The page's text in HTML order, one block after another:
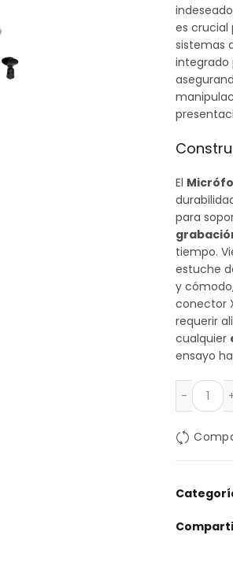
es crucial
sistemas
integrado
El
para
tiempo.
estuche
y
conector
requerir
cualquier
ensayo